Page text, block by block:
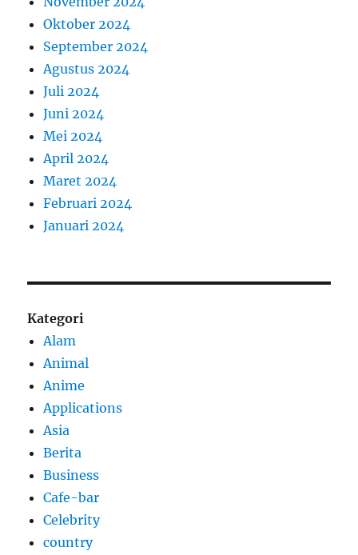
Oktober 2024
September 2024
Agustus 2024
Juli 2024
Juni 2024
Mei 2024
April 2024
Maret 2024
Februari 2024
Januari 2024
Kategori
Alam
Animal
Anime
Applications
Asia
Berita
Business
Cafe-bar
Celebrity
country